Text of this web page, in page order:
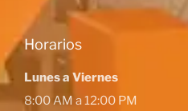
Horarios
Lunes a Viernes
8:00 AM a 12:00 PM